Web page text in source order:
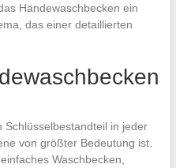
Händewaschbecken ein
das einer detaillierten
Schlüsselbestandteil in jeder
von größter Bedeutung ist.
Waschbecken,